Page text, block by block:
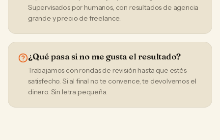
Supervisados por humanos, con resultados de agencia
grande y precio de freelance.
¿Qué pasa si no me gusta el resultado?
Trabajamos con rondas de revisión hasta que estés
satisfecho. Si al final no te convence, te devolvemos el
dinero. Sin letra pequeña.